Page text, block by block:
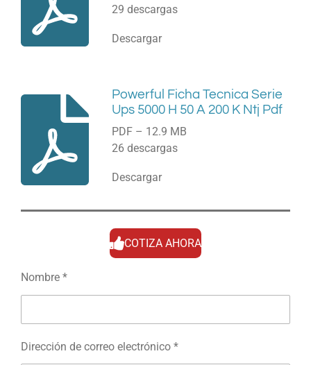
29 descargas
Descargar
Powerful Ficha Tecnica Serie
Ups 5000 H 50 A 200 K Ntj Pdf
PDF – 12.9 MB
26 descargas
Descargar
COTIZA AHORA
Nombre *
Dirección de correo electrónico *